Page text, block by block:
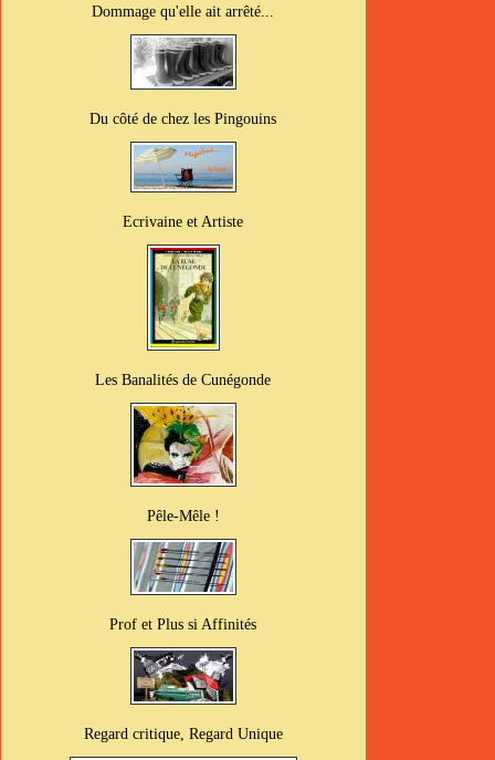
Dommage qu'elle ait arrêté...
Du côté de chez les Pingouins
Ecrivaine et Artiste
Les Banalités de Cunégonde
Pêle-Mêle !
Prof et Plus si Affinités
Regard critique, Regard Unique